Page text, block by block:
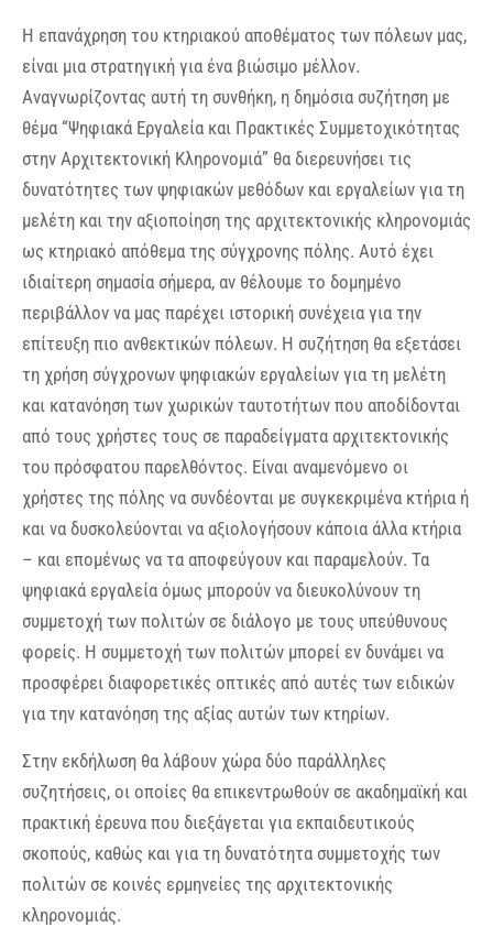
Η επανάχρηση του κτηριακού αποθέματος των πόλεων μας,
είναι μια στρατηγική για ένα βιώσιμο μέλλον.
Αναγνωρίζοντας αυτή τη συνθήκη, η δημόσια συζήτηση με
θέμα “Ψηφιακά Εργαλεία και Πρακτικές Συμμετοχικότητας
στην Αρχιτεκτονική Κληρονομιά” θα διερευνήσει τις
δυνατότητες των ψηφιακών μεθόδων και εργαλείων για τη
μελέτη και την αξιοποίηση της αρχιτεκτονικής κληρονομιάς
ως κτηριακό απόθεμα της σύγχρονης πόλης. Αυτό έχει
ιδιαίτερη σημασία σήμερα, αν θέλουμε το δομημένο
περιβάλλον να μας παρέχει ιστορική συνέχεια για την
επίτευξη πιο ανθεκτικών πόλεων. Η συζήτηση θα εξετάσει
τη χρήση σύγχρονων ψηφιακών εργαλείων για τη μελέτη
και κατανόηση των χωρικών ταυτοτήτων που αποδίδονται
από τους χρήστες τους σε παραδείγματα αρχιτεκτονικής
του πρόσφατου παρελθόντος. Είναι αναμενόμενο οι
χρήστες της πόλης να συνδέονται με συγκεκριμένα κτήρια ή
και να δυσκολεύονται να αξιολογήσουν κάποια άλλα κτήρια
– και επομένως να τα αποφεύγουν και παραμελούν. Τα
ψηφιακά εργαλεία όμως μπορούν να διευκολύνουν τη
συμμετοχή των πολιτών σε διάλογο με τους υπεύθυνους
φορείς. Η συμμετοχή των πολιτών μπορεί εν δυνάμει να
προσφέρει διαφορετικές οπτικές από αυτές των ειδικών
για την κατανόηση της αξίας αυτών των κτηρίων.
Στην εκδήλωση θα λάβουν χώρα δύο παράλληλες
συζητήσεις, οι οποίες θα επικεντρωθούν σε ακαδημαϊκή και
πρακτική έρευνα που διεξάγεται για εκπαιδευτικούς
σκοπούς, καθώς και για τη δυνατότητα συμμετοχής των
πολιτών σε κοινές ερμηνείες της αρχιτεκτονικής
κληρονομιάς.